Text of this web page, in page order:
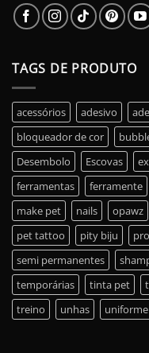
TAGS DE PRODUTO
acessórios adesivo
bloqueador de cor
Desembolo
Escovas
ferramentas
ferramente
make pet
nails opawz
pet tattoo
pity biju
semi permanentes
temporárias
tinta pet
treino
unhas uniforme